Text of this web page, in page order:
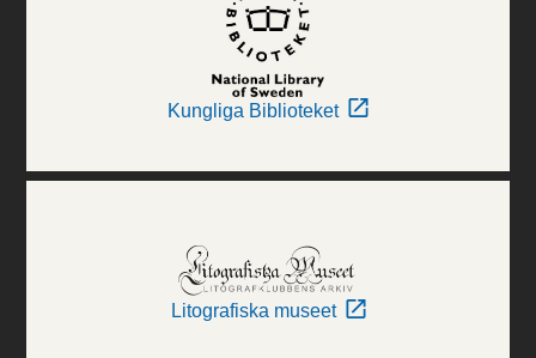
Kungliga Biblioteket
Litografiska museet